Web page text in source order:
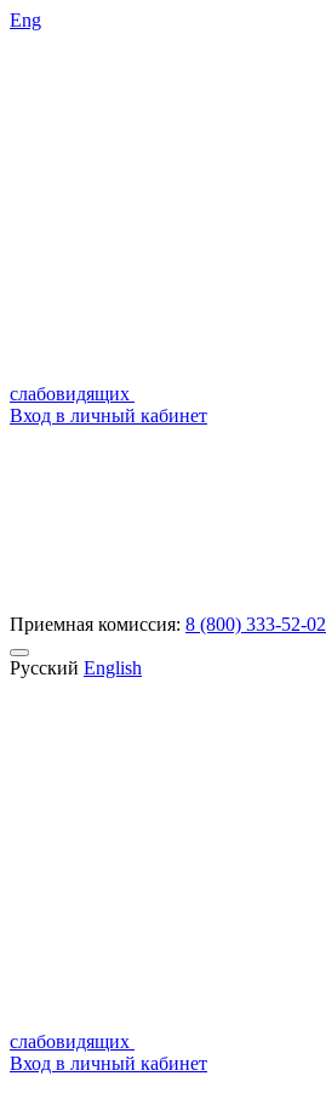
Eng
слабовидящих
Вход в личный кабинет
Приемная комиссия: 8 (800) 333-52-02
Русский English
слабовидящих
Вход в личный кабинет